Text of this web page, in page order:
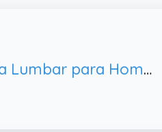
AOGOE Faja Lumbar para Hombre y Mujer, Faja Lumbar Mujer y Faja Abdominal Hombre (L)